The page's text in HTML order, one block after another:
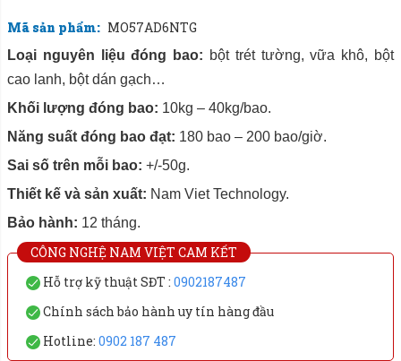
Mã sản phẩm: MO57AD6NTG
Loại nguyên liệu đóng bao: bột trét tường, vữa khô, bột
cao lanh, bột dán gạch…
Khối lượng đóng bao: 10kg – 40kg/bao.
Năng suất đóng bao đạt: 180 bao – 200 bao/giờ.
Sai số trên mỗi bao: +/-50g.
Thiết kế và sản xuất: Nam Viet Technology.
Bảo hành: 12 tháng.
CÔNG NGHỆ NAM VIỆT CAM KẾT
Hỗ trợ kỹ thuật SĐT : 0902187487
Chính sách bảo hành uy tín hàng đầu
Hotline: 0902 187 487